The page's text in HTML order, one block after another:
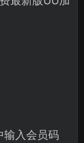
输入会员码